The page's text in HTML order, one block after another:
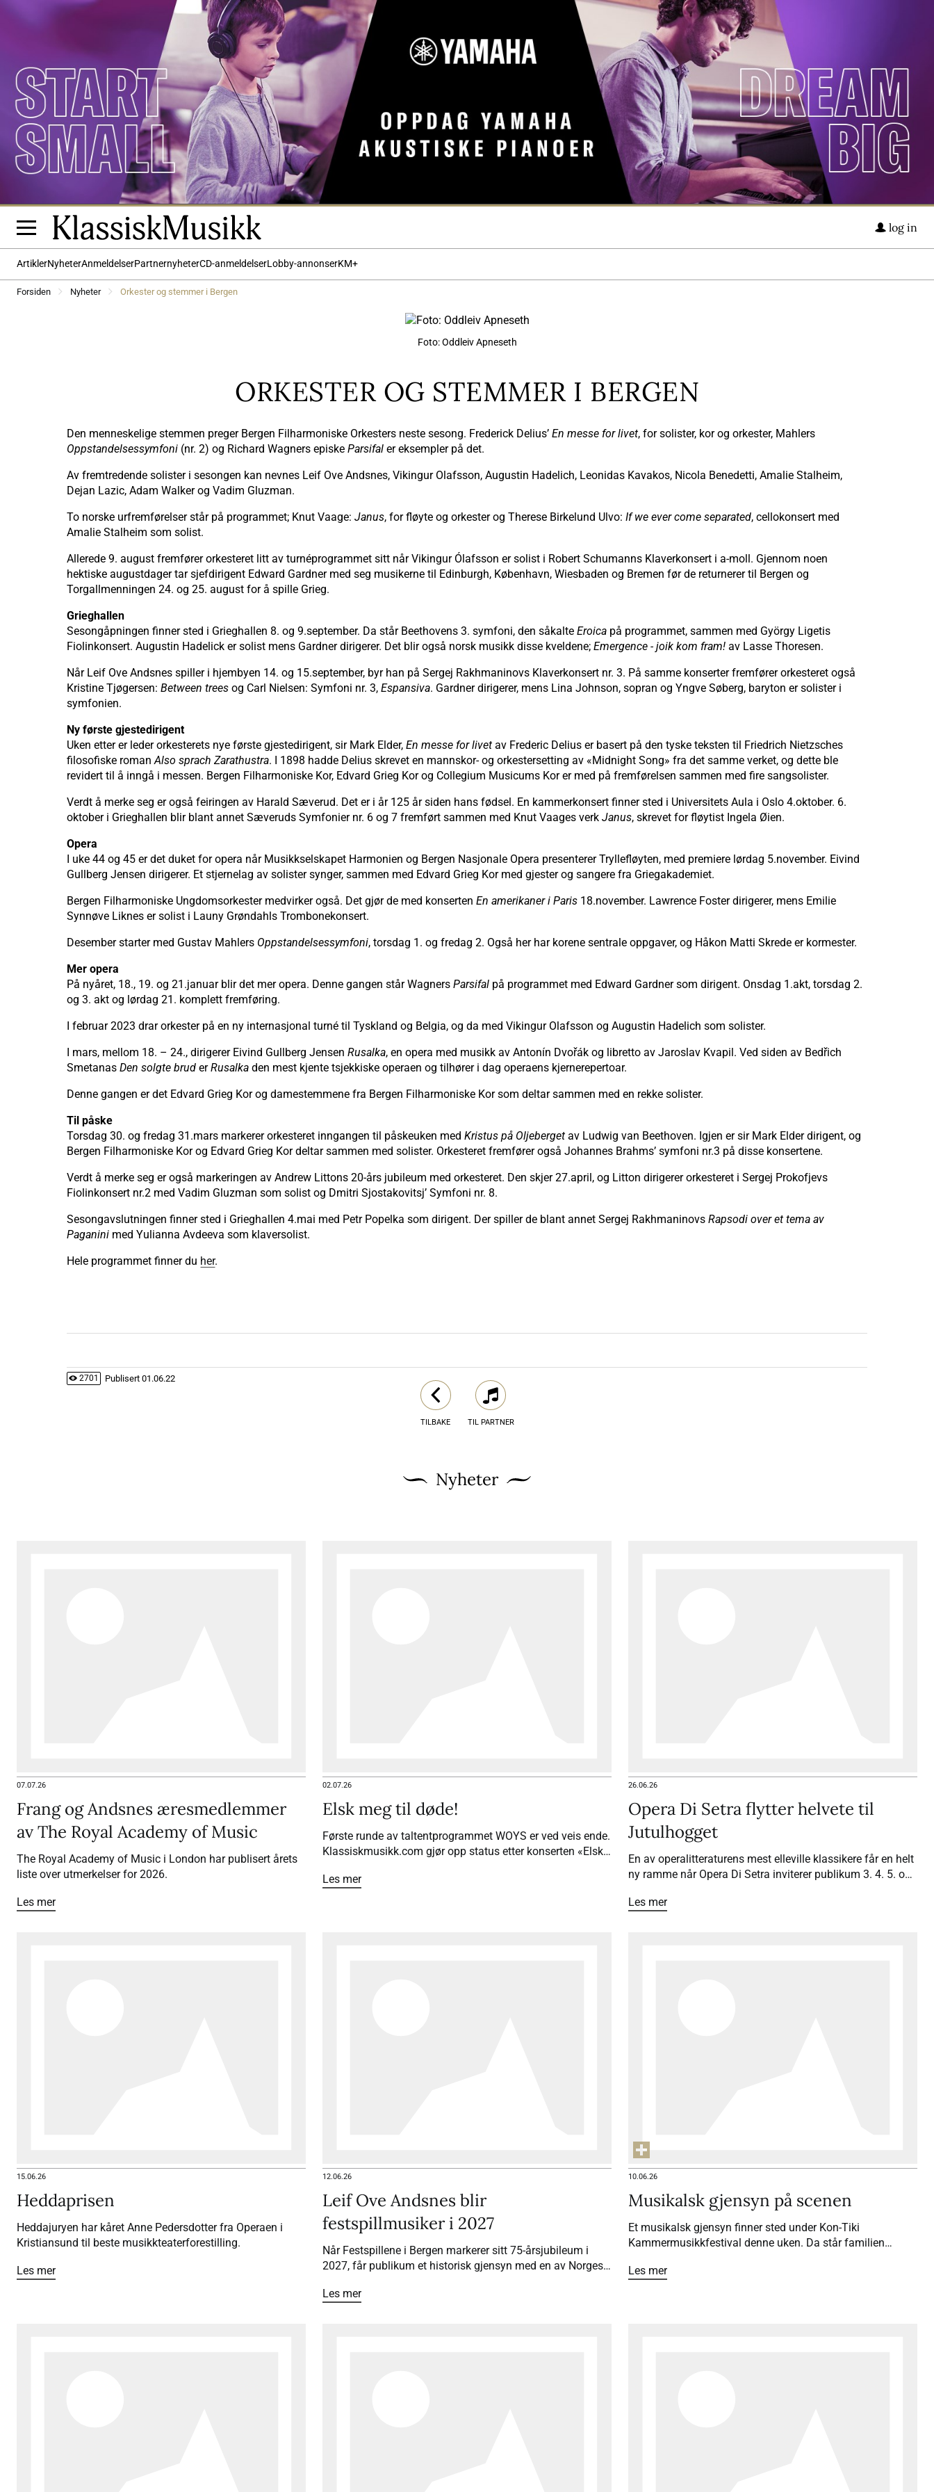
log in
ArtiklerNyheterAnmeldelserPartnernyheterCD-anmeldelserLobby-annonserKM+
Forsiden Nyheter Orkester og stemmer i Bergen
Foto: Oddleiv Apneseth
ORKESTER OG STEMMER I BERGEN
Den menneskelige stemmen preger Bergen Filharmoniske Orkesters neste sesong. Frederick Delius’ En messe for livet, for solister, kor og orkester, Mahlers
Oppstandelsessymfoni (nr. 2) og Richard Wagners episke Parsifal er eksempler på det.
Av fremtredende solister i sesongen kan nevnes Leif Ove Andsnes, Vikingur Olafsson, Augustin Hadelich, Leonidas Kavakos, Nicola Benedetti, Amalie Stalheim,
Dejan Lazic, Adam Walker og Vadim Gluzman.
To norske urfremførelser står på programmet; Knut Vaage: Janus, for fløyte og orkester og Therese Birkelund Ulvo: If we ever come separated, cellokonsert med
Amalie Stalheim som solist.
Allerede 9. august fremfører orkesteret litt av turnéprogrammet sitt når Vikingur Ólafsson er solist i Robert Schumanns Klaverkonsert i a-moll. Gjennom noen
hektiske augustdager tar sjefdirigent Edward Gardner med seg musikerne til Edinburgh, København, Wiesbaden og Bremen før de returnerer til Bergen og
Torgallmenningen 24. og 25. august for å spille Grieg.
Grieghallen
Sesongåpningen finner sted i Grieghallen 8. og 9.september. Da står Beethovens 3. symfoni, den såkalte Eroica på programmet, sammen med György Ligetis
Fiolinkonsert. Augustin Hadelick er solist mens Gardner dirigerer. Det blir også norsk musikk disse kveldene; Emergence - joik kom fram! av Lasse Thoresen.
Når Leif Ove Andsnes spiller i hjembyen 14. og 15.september, byr han på Sergej Rakhmaninovs Klaverkonsert nr. 3. På samme konserter fremfører orkesteret også
Kristine Tjøgersen: Between trees og Carl Nielsen: Symfoni nr. 3, Espansiva. Gardner dirigerer, mens Lina Johnson, sopran og Yngve Søberg, baryton er solister i
symfonien.
Ny første gjestedirigent
Uken etter er leder orkesterets nye første gjestedirigent, sir Mark Elder, En messe for livet av Frederic Delius er basert på den tyske teksten til Friedrich Nietzsches
filosofiske romanAlso sprach Zarathustra. I 1898 hadde Delius skrevet en mannskor- og orkestersetting av «Midnight Song» fra det samme verket, og dette ble
revidert til å inngå i messen. Bergen Filharmoniske Kor, Edvard Grieg Kor og Collegium Musicums Kor er med på fremførelsen sammen med fire sangsolister.
Verdt å merke seg er også feiringen av Harald Sæverud. Det er i år 125 år siden hans fødsel. En kammerkonsert finner sted i Universitets Aula i Oslo 4.oktober. 6.
oktober i Grieghallen blir blant annet Sæveruds Symfonier nr. 6 og 7 fremført sammen med Knut Vaages verk Janus, skrevet for fløytist Ingela Øien.
Opera
I uke 44 og 45 er det duket for opera når Musikkselskapet Harmonien og Bergen Nasjonale Opera presenterer Tryllefløyten, med premiere lørdag 5.november. Eivind
Gullberg Jensen dirigerer. Et stjernelag av solister synger, sammen med Edvard Grieg Kor med gjester og sangere fra Griegakademiet.
Bergen Filharmoniske Ungdomsorkester medvirker også. Det gjør de med konserten En amerikaner i Paris 18.november. Lawrence Foster dirigerer, mens Emilie
Synnøve Liknes er solist i Launy Grøndahls Trombonekonsert.
Desember starter med Gustav Mahlers Oppstandelsessymfoni, torsdag 1. og fredag 2. Også her har korene sentrale oppgaver, og Håkon Matti Skrede er kormester.
Mer opera
På nyåret, 18., 19. og 21.januar blir det mer opera. Denne gangen står Wagners Parsifal på programmet med Edward Gardner som dirigent. Onsdag 1.akt, torsdag 2.
og 3. akt og lørdag 21. komplett fremføring.
I februar 2023 drar orkester på en ny internasjonal turné til Tyskland og Belgia, og da med Vikingur Olafsson og Augustin Hadelich som solister.
I mars, mellom 18. – 24., dirigerer Eivind Gullberg Jensen Rusalka, en opera med musikk av Antonín Dvořák og libretto av Jaroslav Kvapil. Ved siden av Bedřich
Smetanas Den solgte brud erRusalka den mest kjente tsjekkiske operaen og tilhører i dag operaens kjernerepertoar.
Denne gangen er det Edvard Grieg Kor og damestemmene fra Bergen Filharmoniske Kor som deltar sammen med en rekke solister.
Til påske
Torsdag 30. og fredag 31.mars markerer orkesteret inngangen til påskeuken med Kristus på Oljeberget av Ludwig van Beethoven. Igjen er sir Mark Elder dirigent, og
Bergen Filharmoniske Kor og Edvard Grieg Kor deltar sammen med solister. Orkesteret fremfører også Johannes Brahms’ symfoni nr.3 på disse konsertene.
Verdt å merke seg er også markeringen av Andrew Littons 20-års jubileum med orkesteret. Den skjer 27.april, og Litton dirigerer orkesteret i Sergej Prokofjevs
Fiolinkonsert nr.2 med Vadim Gluzman som solist og Dmitri Sjostakovitsj’ Symfoni nr. 8.
Sesongavslutningen finner sted i Grieghallen 4.mai med Petr Popelka som dirigent. Der spiller de blant annet Sergej Rakhmaninovs Rapsodi over et tema av
Paganini med Yulianna Avdeeva som klaversolist.
Hele programmet finner du her.
2701 Publisert 01.06.22
TILBAKE TIL PARTNER
Nyheter
07.07.26
Frang og Andsnes æresmedlemmer
av The Royal Academy of Music
The Royal Academy of Music i London har publisert årets
liste over utmerkelser for 2026.
Les mer
02.07.26
Elsk meg til døde!
Første runde av taltentprogrammet WOYS er ved veis ende.
Klassiskmusikk.com gjør opp status etter konserten «Elsk
Les mer
26.06.26
Opera Di Setra flytter helvete til
Jutulhogget
En av operalitteraturens mest elleville klassikere får en helt
ny ramme når Opera Di Setra inviterer publikum 3. 4. 5. og
Jutulhogget som underverden, lokale sagn og spektakulær
Les mer
15.06.26
Heddaprisen
Heddajuryen har kåret Anne Pedersdotter fra Operaen i
Kristiansund til beste musikkteaterforestilling.
Les mer
12.06.26
Leif Ove Andsnes blir
festspillmusiker i 2027
Når Festspillene i Bergen markerer sitt 75-årsjubileum i
2027, får publikum et historisk gjensyn med en av Norges
festspillmusiker for andre gang – som den første i
Les mer
10.06.26
Musikalsk gjensyn på scenen
Et musikalsk gjensyn finner sted under Kon-Tiki
Kammermusikkfestival denne uken. Da står familien
år etter at et spesielt vennskap startet.
Les mer